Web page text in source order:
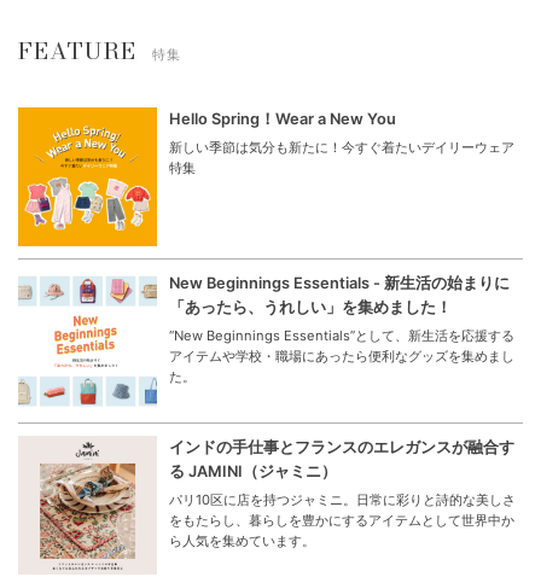
FEATURE 特集
Hello Spring！Wear a New You
新しい季節は気分も新たに！今すぐ着たいデイリーウェア
特集
New Beginnings Essentials - 新生活の始まりに
「あったら、うれしい」を集めました！
“New Beginnings Essentials”として、新生活を応援する
アイテムや学校・職場にあったら便利なグッズを集めまし
た。
インドの手仕事とフランスのエレガンスが融合す
る JAMINI（ジャミニ）
パリ10区に店を持つジャミニ。日常に彩りと詩的な美しさ
をもたらし、暮らしを豊かにするアイテムとして世界中か
ら人気を集めています。